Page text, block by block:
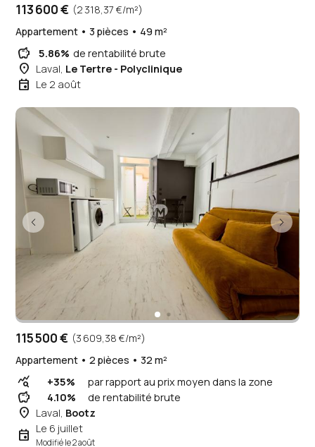
113 600 € (2 318,37 €/m²)
Appartement • 3 pièces • 49 m²
savings 5.86% de rentabilité brute
place Laval, Le Tertre - Polyclinique
event Le 2 août
115 500 € (3 609,38 €/m²)
Appartement • 2 pièces • 32 m²
query_stats +35% par rapport au prix moyen dans la zone
savings 4.10% de rentabilité brute
place Laval, Bootz
event Le 6 juillet
Modifié le 2 août